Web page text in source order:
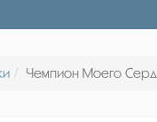
Чемпион Моего